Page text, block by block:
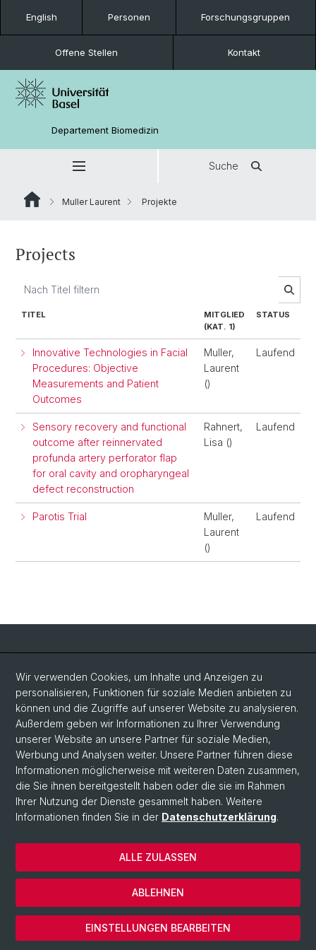
English Personen Forschungsgruppen
Offene Stellen Kontakt
Departement Biomedizin
Suche
Muller Laurent Projekte
Projects
TITEL
MITGLIED
(KAT. 1)
STATUS
Innovative Technologies in Facial
Procedures: Objective
Measurements and Patient
Outcomes
Muller,
Laurent
()
Laufend
Sensory recovery and functional
outcome after reinnervated
profunda artery perforator flap
for oral cavity and oropharyngeal
defect reconstruction
Rahnert,
Lisa ()
Laufend
Parotis Trial
Muller,
Laurent
()
Laufend
Social Media
LinkedIn
Bluesky
Vimeo
© Universität Basel
Datenschutzerklärung
Wir verwenden Cookies, um Inhalte und Anzeigen zu
personalisieren, Funktionen für soziale Medien anbieten zu
können und die Zugriffe auf unserer Website zu analysieren.
Außerdem geben wir Informationen zu Ihrer Verwendung
unserer Website an unsere Partner für soziale Medien,
Werbung und Analysen weiter. Unsere Partner führen diese
Informationen möglicherweise mit weiteren Daten zusammen,
die Sie ihnen bereitgestellt haben oder die sie im Rahmen
Ihrer Nutzung der Dienste gesammelt haben. Weitere
Informationen finden Sie in der Datenschutzerklärung.
EINSTELLUNGEN BEARBEITEN
ABLEHNEN
ALLE ZULASSEN